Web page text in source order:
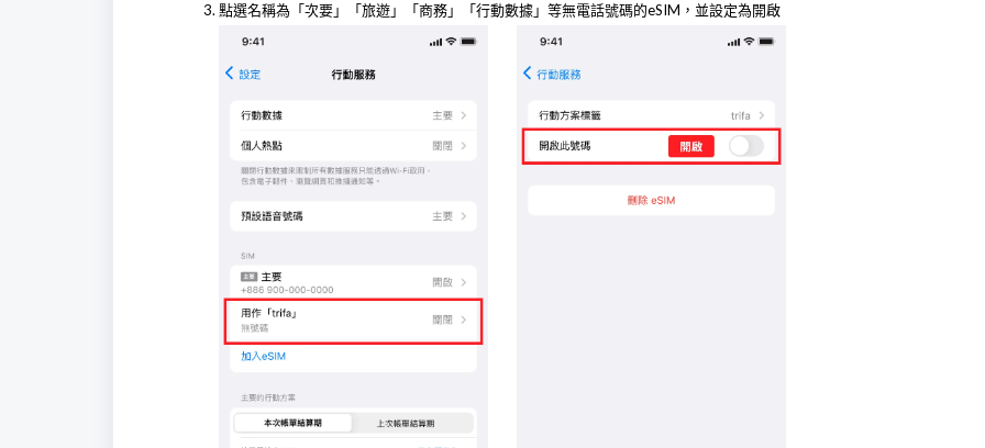
點選名稱為「次要」「旅遊」「商務」「行動數據」等無電話號碼的eSIM，並設定為開啟